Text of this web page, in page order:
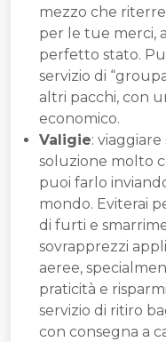
mezzo che
per le tue merci,
perfetto stato.
servizio di
altri pacchi, con
economico.
Valigie:
soluzione molto
puoi farlo
mondo. Eviterai
di furti e
sovrapprezzi
aeree,
praticità e
servizio di ritiro
con consegna a